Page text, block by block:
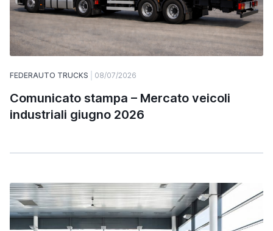
FEDERAUTO TRUCKS 08/07/2026
Comunicato stampa – Mercato veicoli
industriali giugno 2026